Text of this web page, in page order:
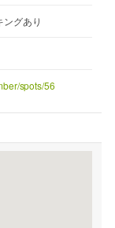
グあり
spots/56